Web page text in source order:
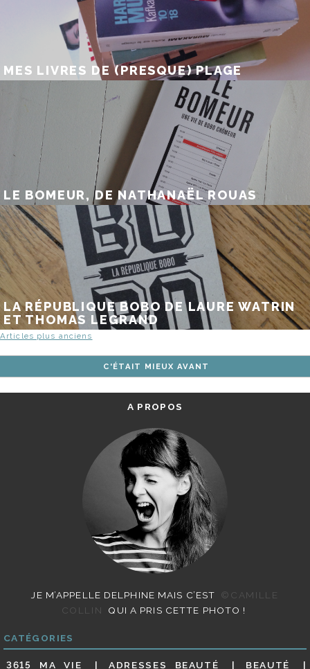
MES LIVRES DE (PRESQUE) PLAGE
LE BOMEUR, DE NATHANAËL ROUAS
LA RÉPUBLIQUE BOBO DE LAURE WATRIN
ET THOMAS LEGRAND
NAVIGATION
DES
ARTICLES
Articles plus anciens
C'ÉTAIT MIEUX AVANT
A PROPOS
JE M’APPELLE DELPHINE MAIS C’EST
©CAMILLE
COLLIN
QUI A PRIS CETTE PHOTO !
CATÉGORIES
3615 MA VIE ADRESSES BEAUTÉ BEAUTÉ